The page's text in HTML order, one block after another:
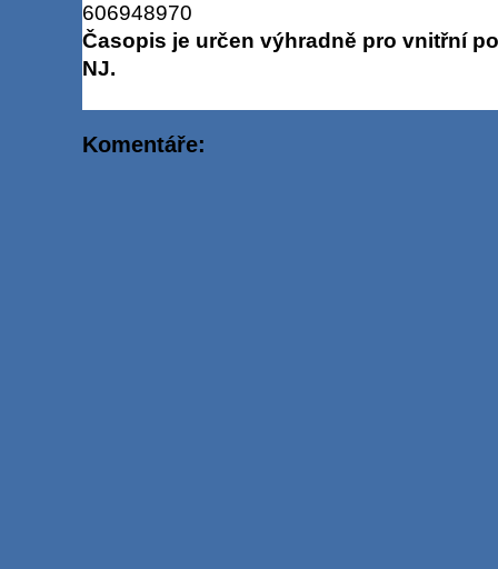
606948970
Časopis je určen výhradně pro vnitřní
NJ.
Komentáře: